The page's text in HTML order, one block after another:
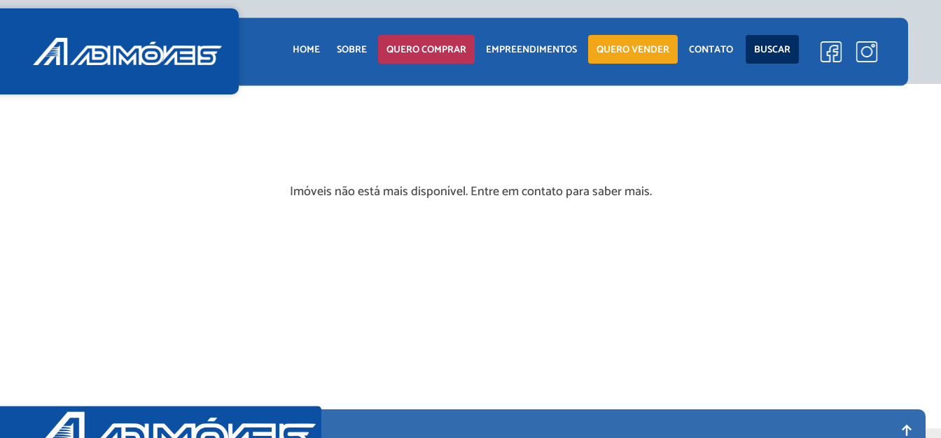
HOME SOBRE QUERO COMPRAR
TERRENO
EMPREENDIMENTOS
PRONTOS PARA
MORAR
QUERO VENDER CONTATO BUSCAR
APARTAMENTO
CASA
LANÇAMENTOS
EM CONSTRUÇÃO
Imóveis não está mais disponível. Entre em contato para saber mais.